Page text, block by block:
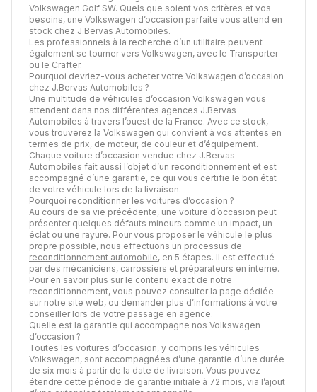
Volkswagen Golf SW. Quels que soient vos critères et vos
besoins, une Volkswagen d’occasion parfaite vous attend en
stock chez J.Bervas Automobiles.
Les professionnels à la recherche d’un utilitaire peuvent
également se tourner vers Volkswagen, avec le Transporter
ou le Crafter.
Pourquoi devriez-vous acheter votre Volkswagen d’occasion
chez J.Bervas Automobiles ?
Une multitude de véhicules d’occasion Volkswagen vous
attendent dans nos différentes agences J.Bervas
Automobiles à travers l’ouest de la France. Avec ce stock,
vous trouverez la Volkswagen qui convient à vos attentes en
termes de prix, de moteur, de couleur et d’équipement.
Chaque voiture d’occasion vendue chez J.Bervas
Automobiles fait aussi l’objet d’un reconditionnement et est
accompagné d’une garantie, ce qui vous certifie le bon état
de votre véhicule lors de la livraison.
Pourquoi reconditionner les voitures d’occasion ?
Au cours de sa vie précédente, une voiture d’occasion peut
présenter quelques défauts mineurs comme un impact, un
éclat ou une rayure. Pour vous proposer le véhicule le plus
propre possible, nous effectuons un processus de
reconditionnement automobile, en 5 étapes. Il est effectué
par des mécaniciens, carrossiers et préparateurs en interne.
Pour en savoir plus sur le contenu exact de notre
reconditionnement, vous pouvez consulter la page dédiée
sur notre site web, ou demander plus d’informations à votre
conseiller lors de votre passage en agence.
Quelle est la garantie qui accompagne nos Volkswagen
d’occasion ?
Toutes les voitures d’occasion, y compris les véhicules
Volkswagen, sont accompagnées d’une garantie d’une durée
de six mois à partir de la date de livraison. Vous pouvez
étendre cette période de garantie initiale à 72 mois, via l’ajout